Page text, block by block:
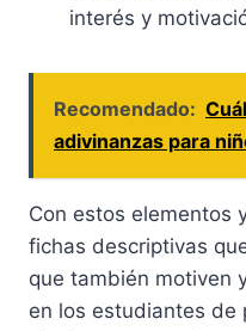
interés y
Recomendado:
adivinanzas para
Con estos elementos
fichas descriptivas
que también motiven
en los estudiantes de